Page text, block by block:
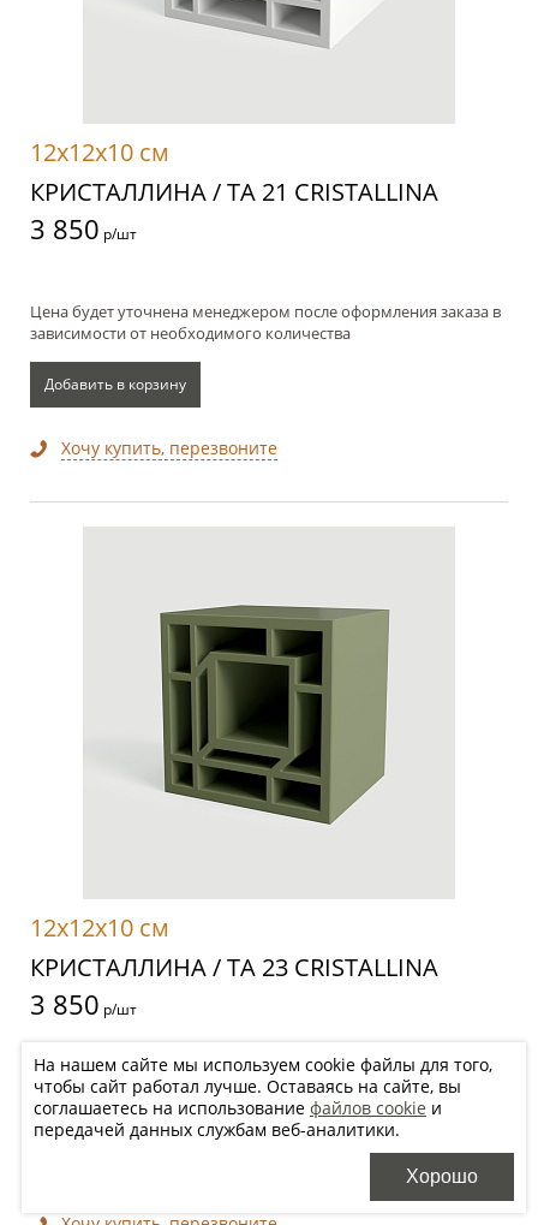
12x12x10 см
КРИСТАЛЛИНА / TA 21 CRISTALLINA
3 850 р/шт
Цена будет уточнена менеджером после оформления заказа в
зависимости от необходимого количества
Добавить в корзину
Хочу купить, перезвоните
12x12x10 см
КРИСТАЛЛИНА / TA 23 CRISTALLINA
3 850 р/шт
Цена будет уточнена менеджером после оформления заказа в
зависимости от необходимого количества
На нашем сайте мы используем cookie файлы для того,
чтобы сайт работал лучше. Оставаясь на сайте, вы
соглашаетесь на использование файлов cookie и
передачей данных службам веб-аналитики.
Хорошо